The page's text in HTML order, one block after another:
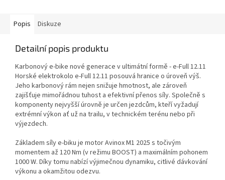
Popis Diskuze
Detailní popis produktu
Karbonový e-bike nové generace v ultimátní formě - e-Full 12.11
Horské elektrokolo e-Full 12.11 posouvá hranice o úroveň výš.
Jeho karbonový rám nejen snižuje hmotnost, ale zároveň
zajišťuje mimořádnou tuhost a efektivní přenos síly. Společně s
komponenty nejvyšší úrovně je určen jezdcům, kteří vyžadují
extrémní výkon ať už na trailu, v technickém terénu nebo při
výjezdech.
Základem síly e-biku je motor Avinox M1 2025 s točivým
momentem až 120 Nm (v režimu BOOST) a maximálním pohonem
1000 W. Díky tomu nabízí výjimečnou dynamiku, citlivé dávkování
výkonu a okamžitou odezvu.